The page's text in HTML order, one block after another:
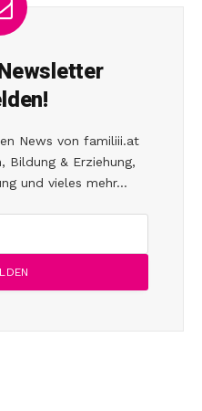
News von familiii.at
Bildung & Erziehung,
und vieles mehr...